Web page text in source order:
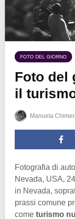
FOTO DEL GIORNO
Foto del
il
Manuela
Fotografia di
Nevada, USA,
in Nevada,
prassi comune
come turismo